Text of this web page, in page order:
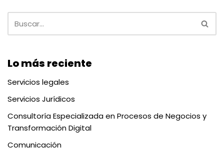
Lo más reciente
Servicios legales
Servicios Jurídicos
Consultoría Especializada en Procesos de Negocios y
Transformación Digital
Comunicación